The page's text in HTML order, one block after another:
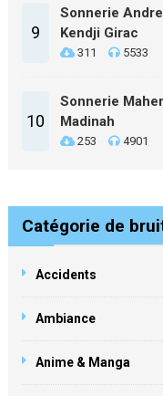
9
Sonnerie
Kendji Girac
311 5533
10
Sonnerie
Madinah
253 4901
Catégorie de
Accidents
Ambiance
Anime & Manga